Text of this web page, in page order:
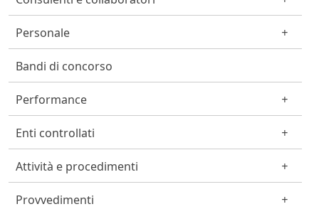
Personale
Bandi di concorso
Performance
Enti controllati
Attività e procedimenti
Provvedimenti